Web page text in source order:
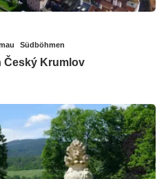
Südböhmen
Český Krumlov